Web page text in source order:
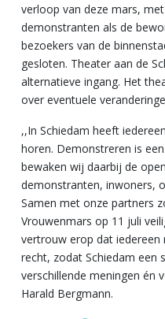
verloop van deze mars,
demonstranten als de
bezoekers van de
gesloten. Theater aan de
alternatieve ingang. Het
over eventuele
,,In Schiedam heeft
horen. Demonstreren is
bewaken wij daarbij de
demonstranten, inwoners,
Samen met onze partners
Vrouwenmars op 11 juli
vertrouw erop dat
recht, zodat Schiedam een
verschillende meningen én
Harald Bergmann.